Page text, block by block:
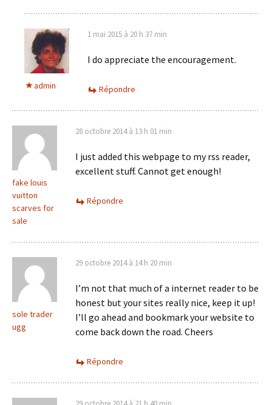
admin
1 mai 2015 à 20 h 37 min
I do appreciate the encouragement.
Répondre
fake louis
vuitton
scarves for
sale
28 octobre 2014 à 13 h 01 min
I just added this webpage to my rss reader,
excellent stuff. Cannot get enough!
Répondre
sole trader
ugg
29 octobre 2014 à 14 h 20 min
I’m not that much of a internet reader to be
honest but your sites really nice, keep it up!
I’ll go ahead and bookmark your website to
come back down the road. Cheers
Répondre